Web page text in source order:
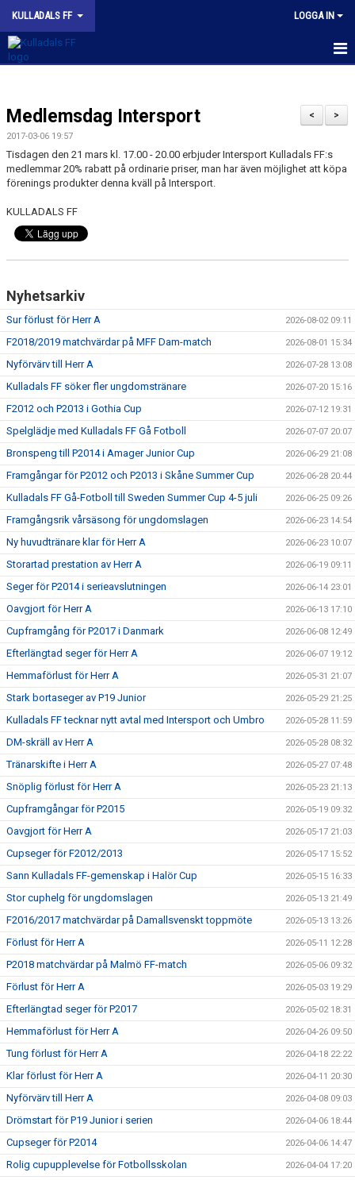
KULLADALS FF LOGGA IN
OM KLUBBEN
NYHETER
KONTAKT
INFORMATION MED POLICY
MATCHER
PROFILKLÄDER
KFF INSTAGRAM
MEDLEM INTRESSEANMÄLAN
>
<
Medlemsdag Intersport
2017-03-06 19:57
Tisdagen den 21 mars kl. 17.00 - 20.00 erbjuder Intersport Kulladals FF:s
medlemmar 20% rabatt på ordinarie priser, man har även möjlighet att köpa
förenings produkter denna kväll på Intersport.
KULLADALS FF
Nyhetsarkiv
Sur förlust för Herr A 2026-08-02 09:11
F2018/2019 matchvärdar på MFF Dam-match 2026-08-01 15:34
Nyförvärv till Herr A 2026-07-28 13:08
Kulladals FF söker fler ungdomstränare 2026-07-20 15:16
F2012 och P2013 i Gothia Cup 2026-07-12 19:31
Spelglädje med Kulladals FF Gå Fotboll 2026-07-07 20:07
Bronspeng till P2014 i Amager Junior Cup 2026-06-29 21:08
Framgångar för P2012 och P2013 i Skåne Summer Cup 2026-06-28 20:44
Kulladals FF Gå-Fotboll till Sweden Summer Cup 4-5 juli 2026-06-25 09:26
Framgångsrik vårsäsong för ungdomslagen 2026-06-23 14:54
Ny huvudtränare klar för Herr A 2026-06-23 10:07
Storartad prestation av Herr A 2026-06-19 09:11
Seger för P2014 i serieavslutningen 2026-06-14 23:01
Oavgjort för Herr A 2026-06-13 17:10
Cupframgång för P2017 i Danmark 2026-06-08 12:49
Efterlängtad seger för Herr A 2026-06-07 19:12
Hemmaförlust för Herr A 2026-05-31 21:07
Stark bortaseger av P19 Junior 2026-05-29 21:25
Kulladals FF tecknar nytt avtal med Intersport och Umbro 2026-05-28 11:59
DM-skräll av Herr A 2026-05-28 08:32
Tränarskifte i Herr A 2026-05-27 07:48
Snöplig förlust för Herr A 2026-05-23 21:13
Cupframgångar för P2015 2026-05-19 09:32
Oavgjort för Herr A 2026-05-17 21:03
Cupseger för F2012/2013 2026-05-17 15:52
Sann Kulladals FF-gemenskap i Halör Cup 2026-05-15 16:33
Stor cuphelg för ungdomslagen 2026-05-13 21:49
F2016/2017 matchvärdar på Damallsvenskt toppmöte 2026-05-13 13:26
Förlust för Herr A 2026-05-11 12:28
P2018 matchvärdar på Malmö FF-match 2026-05-06 09:32
Förlust för Herr A 2026-05-03 19:29
Efterlängtad seger för P2017 2026-05-02 18:31
Hemmaförlust för Herr A 2026-04-26 09:50
Tung förlust för Herr A 2026-04-18 22:22
Klar förlust för Herr A 2026-04-11 20:30
Nyförvärv till Herr A 2026-04-08 09:03
Drömstart för P19 Junior i serien 2026-04-06 18:44
Cupseger för P2014 2026-04-06 14:47
Rolig cupupplevelse för Fotbollsskolan 2026-04-04 17:20